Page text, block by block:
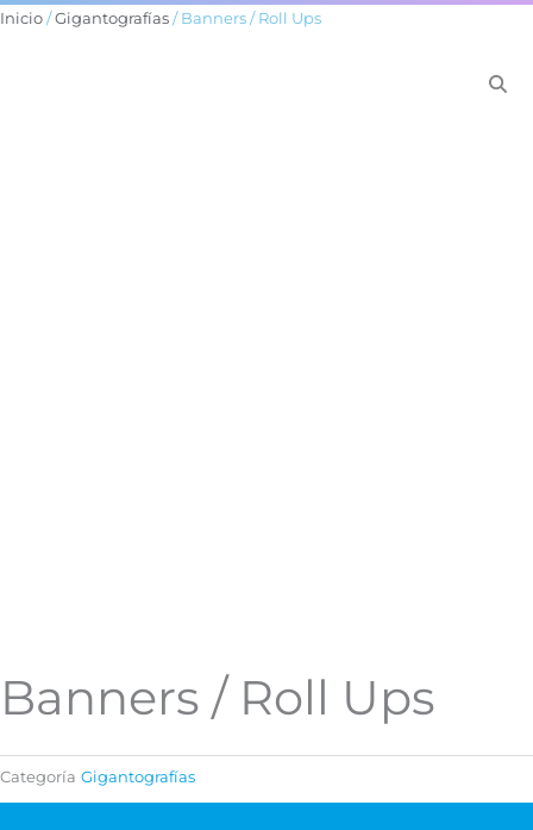
Inicio /Gigantografías / Banners / Roll Ups
Banners / Roll Ups
Categoría Gigantografías